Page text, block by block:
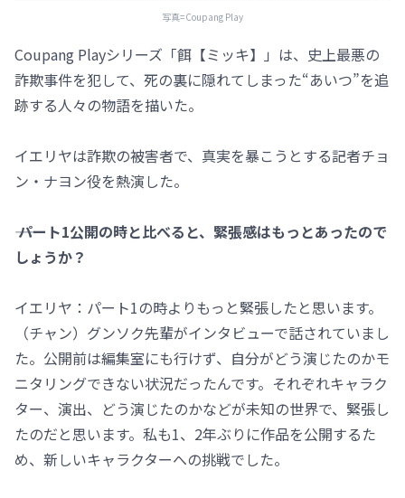
写真=Coupang Play
Coupang Playシリーズ「餌【ミッキ】」は、史上最悪の
詐欺事件を犯して、死の裏に隠れてしまった“あいつ”を追
跡する人々の物語を描いた。
イエリヤは詐欺の被害者で、真実を暴こうとする記者チョ
ン・ナヨン役を熱演した。
―― パート1公開の時と比べると、緊張感はもっとあったので
しょうか？
イエリヤ：パート1の時よりもっと緊張したと思います。
（チャン）グンソク先輩がインタビューで話されていまし
た。公開前は編集室にも行けず、自分がどう演じたのかモ
ニタリングできない状況だったんです。それぞれキャラク
ター、演出、どう演じたのかなどが未知の世界で、緊張し
たのだと思います。私も1、2年ぶりに作品を公開するた
め、新しいキャラクターへの挑戦でした。